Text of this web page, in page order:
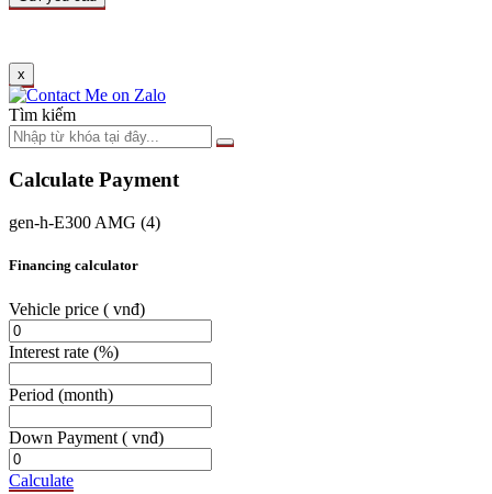
x
Tìm kiếm
Calculate Payment
gen-h-E300 AMG (4)
Financing calculator
Vehicle price ( vnđ)
Interest rate (%)
Period (month)
Down Payment ( vnđ)
Calculate